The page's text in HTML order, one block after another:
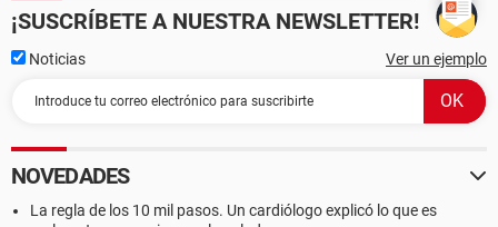
¡SUSCRÍBETE A NUESTRA NEWSLETTER!
Noticias Ver un ejemplo
NOVEDADES
La regla de los 10 mil pasos. Un cardiólogo explicó lo que es